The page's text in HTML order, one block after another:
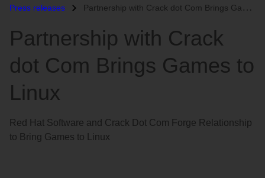
Press releases Partnership with Crack dot Com Brings Games to Linux...
Partnership with Crack
dot Com Brings Games to
Linux
Red Hat Software and Crack Dot Com Forge Relationship
to Bring Games to Linux